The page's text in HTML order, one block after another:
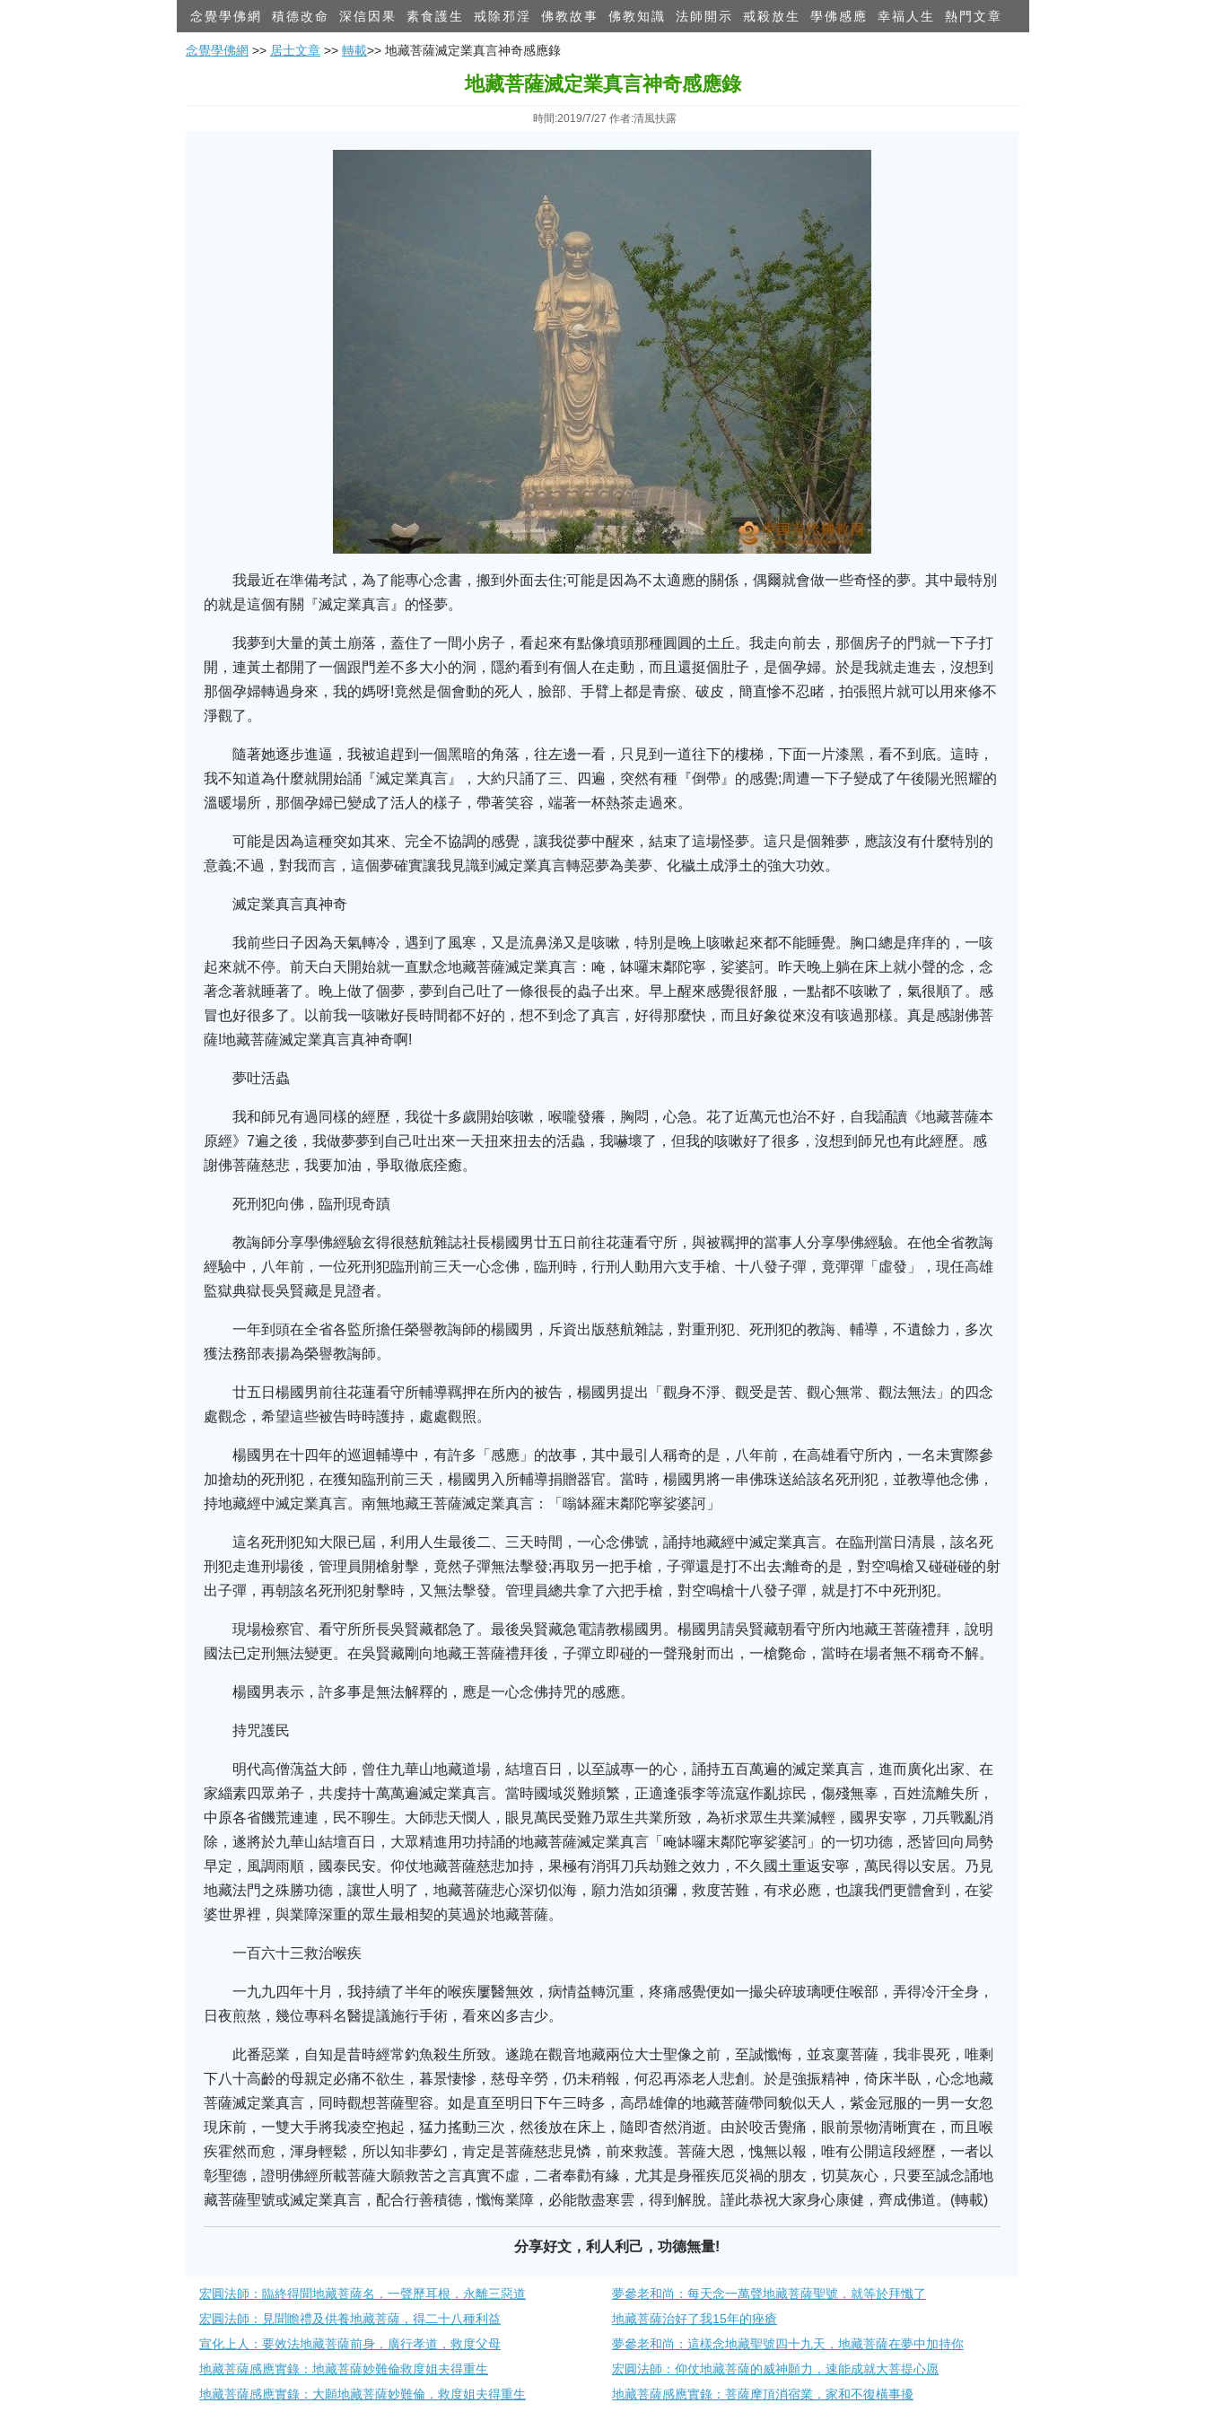
念覺學佛網 積德改命 深信因果 素食護生 戒除邪淫 佛教故事 佛教知識 法師開示 戒殺放生 學佛感應 幸福人生 熱門文章
念覺學佛網 >> 居士文章 >> 轉載>> 地藏菩薩滅定業真言神奇感應錄
地藏菩薩滅定業真言神奇感應錄
時間:2019/7/27 作者:清風扶露
我最近在準備考試，為了能專心念書，搬到外面去住;可能是因為不太適應的關係，偶爾就會做一些奇怪的夢。其中最特別
的就是這個有關『滅定業真言』的怪夢。
我夢到大量的黃土崩落，蓋住了一間小房子，看起來有點像墳頭那種圓圓的土丘。我走向前去，那個房子的門就一下子打
開，連黃土都開了一個跟門差不多大小的洞，隱約看到有個人在走動，而且還挺個肚子，是個孕婦。於是我就走進去，沒想到
那個孕婦轉過身來，我的媽呀!竟然是個會動的死人，臉部、手臂上都是青瘀、破皮，簡直慘不忍睹，拍張照片就可以用來修不
淨觀了。
隨著她逐步進逼，我被追趕到一個黑暗的角落，往左邊一看，只見到一道往下的樓梯，下面一片漆黑，看不到底。這時，
我不知道為什麼就開始誦『滅定業真言』，大約只誦了三、四遍，突然有種『倒帶』的感覺;周遭一下子變成了午後陽光照耀的
溫暖場所，那個孕婦已變成了活人的樣子，帶著笑容，端著一杯熱茶走過來。
可能是因為這種突如其來、完全不協調的感覺，讓我從夢中醒來，結束了這場怪夢。這只是個雜夢，應該沒有什麼特別的
意義;不過，對我而言，這個夢確實讓我見識到滅定業真言轉惡夢為美夢、化穢土成淨土的強大功效。
滅定業真言真神奇
我前些日子因為天氣轉冷，遇到了風寒，又是流鼻涕又是咳嗽，特別是晚上咳嗽起來都不能睡覺。胸口總是痒痒的，一咳
起來就不停。前天白天開始就一直默念地藏菩薩滅定業真言：唵，缽囉末鄰陀寧，娑婆訶。昨天晚上躺在床上就小聲的念，念
著念著就睡著了。晚上做了個夢，夢到自己吐了一條很長的蟲子出來。早上醒來感覺很舒服，一點都不咳嗽了，氣很順了。感
冒也好很多了。以前我一咳嗽好長時間都不好的，想不到念了真言，好得那麼快，而且好象從來沒有咳過那樣。真是感謝佛菩
薩!地藏菩薩滅定業真言真神奇啊!
夢吐活蟲
我和師兄有過同樣的經歷，我從十多歲開始咳嗽，喉嚨發癢，胸悶，心急。花了近萬元也治不好，自我誦讀《地藏菩薩本
原經》7遍之後，我做夢夢到自己吐出來一天扭來扭去的活蟲，我嚇壞了，但我的咳嗽好了很多，沒想到師兄也有此經歷。感
謝佛菩薩慈悲，我要加油，爭取徹底痊癒。
死刑犯向佛，臨刑現奇蹟
教誨師分享學佛經驗玄得很慈航雜誌社長楊國男廿五日前往花蓮看守所，與被羈押的當事人分享學佛經驗。在他全省教誨
經驗中，八年前，一位死刑犯臨刑前三天一心念佛，臨刑時，行刑人動用六支手槍、十八發子彈，竟彈彈「虛發」，現任高雄
監獄典獄長吳賢藏是見證者。
一年到頭在全省各監所擔任榮譽教誨師的楊國男，斥資出版慈航雜誌，對重刑犯、死刑犯的教誨、輔導，不遺餘力，多次
獲法務部表揚為榮譽教誨師。
廿五日楊國男前往花蓮看守所輔導羈押在所內的被告，楊國男提出「觀身不淨、觀受是苦、觀心無常、觀法無法」的四念
處觀念，希望這些被告時時護持，處處觀照。
楊國男在十四年的巡迴輔導中，有許多「感應」的故事，其中最引人稱奇的是，八年前，在高雄看守所內，一名未實際參
加搶劫的死刑犯，在獲知臨刑前三天，楊國男入所輔導捐贈器官。當時，楊國男將一串佛珠送給該名死刑犯，並教導他念佛，
持地藏經中滅定業真言。南無地藏王菩薩滅定業真言：「嗡缽羅末鄰陀寧娑婆訶」
這名死刑犯知大限已屆，利用人生最後二、三天時間，一心念佛號，誦持地藏經中滅定業真言。在臨刑當日清晨，該名死
刑犯走進刑場後，管理員開槍射擊，竟然子彈無法擊發;再取另一把手槍，子彈還是打不出去;離奇的是，對空鳴槍又碰碰碰的射
出子彈，再朝該名死刑犯射擊時，又無法擊發。管理員總共拿了六把手槍，對空鳴槍十八發子彈，就是打不中死刑犯。
現場檢察官、看守所所長吳賢藏都急了。最後吳賢藏急電請教楊國男。楊國男請吳賢藏朝看守所內地藏王菩薩禮拜，說明
國法已定刑無法變更。在吳賢藏剛向地藏王菩薩禮拜後，子彈立即碰的一聲飛射而出，一槍斃命，當時在場者無不稱奇不解。
楊國男表示，許多事是無法解釋的，應是一心念佛持咒的感應。
持咒護民
明代高僧蕅益大師，曾住九華山地藏道場，結壇百日，以至誠專一的心，誦持五百萬遍的滅定業真言，進而廣化出家、在
家緇素四眾弟子，共虔持十萬萬遍滅定業真言。當時國域災難頻繁，正適逢張李等流寇作亂掠民，傷殘無辜，百姓流離失所，
中原各省饑荒連連，民不聊生。大師悲天憫人，眼見萬民受難乃眾生共業所致，為祈求眾生共業減輕，國界安寧，刀兵戰亂消
除，遂將於九華山結壇百日，大眾精進用功持誦的地藏菩薩滅定業真言「唵缽囉末鄰陀寧娑婆訶」的一切功德，悉皆回向局勢
早定，風調雨順，國泰民安。仰仗地藏菩薩慈悲加持，果極有消弭刀兵劫難之效力，不久國土重返安寧，萬民得以安居。乃見
地藏法門之殊勝功德，讓世人明了，地藏菩薩悲心深切似海，願力浩如須彌，救度苦難，有求必應，也讓我們更體會到，在娑
婆世界裡，與業障深重的眾生最相契的莫過於地藏菩薩。
一百六十三救治喉疾
一九九四年十月，我持續了半年的喉疾屢醫無效，病情益轉沉重，疼痛感覺便如一撮尖碎玻璃哽住喉部，弄得冷汗全身，
日夜煎熬，幾位專科名醫提議施行手術，看來凶多吉少。
此番惡業，自知是昔時經常釣魚殺生所致。遂跪在觀音地藏兩位大士聖像之前，至誠懺悔，並哀稟菩薩，我非畏死，唯剩
下八十高齡的母親定必痛不欲生，暮景悽慘，慈母辛勞，仍未稍報，何忍再添老人悲創。於是強振精神，倚床半臥，心念地藏
菩薩滅定業真言，同時觀想菩薩聖容。如是直至明日下午三時多，高昂雄偉的地藏菩薩帶同貌似天人，紫金冠服的一男一女忽
現床前，一雙大手將我凌空抱起，猛力搖動三次，然後放在床上，隨即杳然消逝。由於咬舌覺痛，眼前景物清晰實在，而且喉
疾霍然而愈，渾身輕鬆，所以知非夢幻，肯定是菩薩慈悲見憐，前來救護。菩薩大恩，愧無以報，唯有公開這段經歷，一者以
彰聖德，證明佛經所載菩薩大願救苦之言真實不虛，二者奉勸有緣，尤其是身罹疾厄災禍的朋友，切莫灰心，只要至誠念誦地
藏菩薩聖號或滅定業真言，配合行善積德，懺悔業障，必能散盡寒雲，得到解脫。謹此恭祝大家身心康健，齊成佛道。(轉載)
分享好文，利人利己，功德無量!
宏圓法師：臨終得聞地藏菩薩名，一聲歷耳根，永離三惡道
夢參老和尚：每天念一萬聲地藏菩薩聖號，就等於拜懺了
宏圓法師：見聞瞻禮及供養地藏菩薩，得二十八種利益
地藏菩薩治好了我15年的痤瘡
宣化上人：要效法地藏菩薩前身，廣行孝道，救度父母
夢參老和尚：這樣念地藏聖號四十九天，地藏菩薩在夢中加持你
地藏菩薩感應實錄：地藏菩薩妙難倫救度姐夫得重生
宏圓法師：仰仗地藏菩薩的威神願力，速能成就大菩提心愿
地藏菩薩感應實錄：大願地藏菩薩妙難倫，救度姐夫得重生
地藏菩薩感應實錄：菩薩摩頂消宿業，家和不復橫事擾